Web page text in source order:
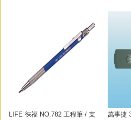
LIFE 徠福 NO.782 工程筆 / 支
萬事捷